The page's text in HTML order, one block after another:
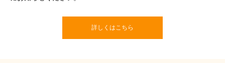
詳しくはこちら